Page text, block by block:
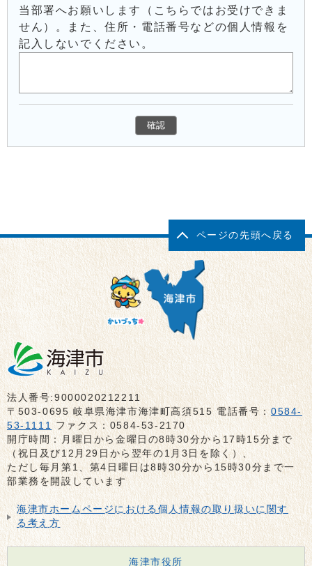
当部署へお願いします（こちらではお受けできま
せん）。また、住所・電話番号などの個人情報を
記入しないでください。
ページの先頭へ戻る
法人番号:9000020212211
〒503-0695 岐阜県海津市海津町高須515 電話番号：0584-
53-1111 ファクス：0584-53-2170
開庁時間：月曜日から金曜日の8時30分から17時15分まで
（祝日及び12月29日から翌年の1月3日を除く）、
ただし毎月第1、第4日曜日は8時30分から15時30分まで一
部業務を開設しています
海津市ホームページにおける個人情報の取り扱いに関す
る考え方
海津市役所